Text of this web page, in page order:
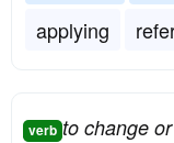
applying
verb to change